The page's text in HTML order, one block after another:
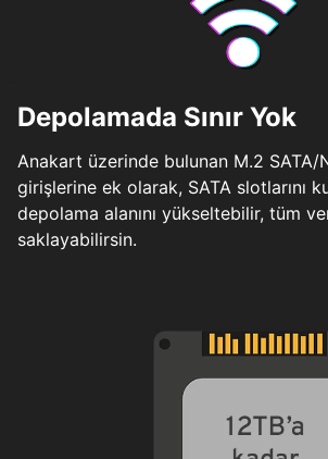
Depolamada Sınır Yok
Anakart üzerinde bulunan M.2 SATA/
girişlerine ek olarak, SATA slotlarını
depolama alanını yükseltebilir, tüm
saklayabilirsin.